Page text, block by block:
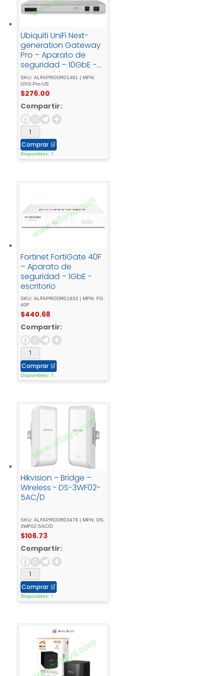
Ubiquiti UniFi Next-
generation Gateway
Pro – Aparato de
seguridad – 10GbE -
1Umontable - en -
bastidor
SKU: ALFAPRODR01481 | MPN:
UXG-Pro-US
$276.00
Compartir:
Comprar 🛒
Disponibles: 1
Fortinet FortiGate 40F
– Aparato de
seguridad – 1GbE -
escritorio
SKU: ALFAPRODR01933 | MPN: FG-
40F
$440.68
Compartir:
Comprar 🛒
Disponibles: 1
Hikvision – Bridge –
Wireless - DS-3WF02-
5AC/D
SKU: ALFAPRODR03478 | MPN: DS-
3WF02-5AC/D
$106.73
Compartir:
Comprar 🛒
Disponibles: 1